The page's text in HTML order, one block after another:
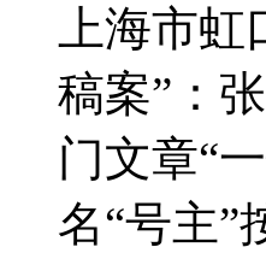
上海市
稿案”：
门文章“
名“号主”